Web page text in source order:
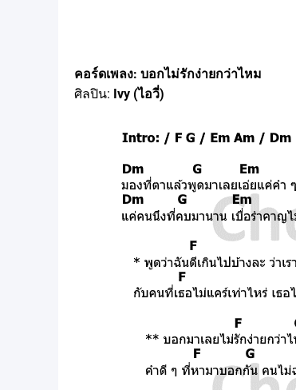
คอร์ดเพลง: บอกไม่รักง่ายกว่าไหม
ศิลปิน: Ivy (ไอวี่)